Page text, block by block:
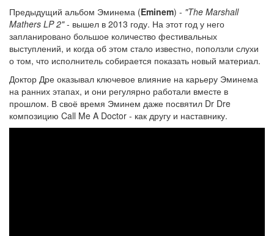
Предыдущий альбом Эминема (Eminem) - "The Marshall
Mathers LP 2"- вышел в 2013 году. На этот год у него
запланировано большое количество фестивальных
выступлений, и когда об этом стало известно, поползли слухи
о том, что исполнитель собирается показать новый материал.
Доктор Дре оказывал ключевое влияние на карьеру Эминема
на ранних этапах, и они регулярно работали вместе в
прошлом. В своё время Эминем даже посвятил Dr Dre
композицию Call Me A Doctor - как другу и наставнику.